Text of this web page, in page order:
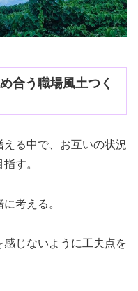
合う職場風土つく
る中で、お互いの状況
す。
考える。
じないように工夫点を